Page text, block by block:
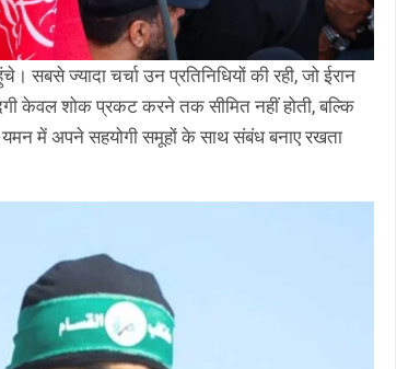
ज्यादा चर्चा उन प्रतिनिधियों की रही, जो ईरान
केवल शोक प्रकट करने तक सीमित नहीं होती, बल्कि
में अपने सहयोगी समूहों के साथ संबंध बनाए रखता